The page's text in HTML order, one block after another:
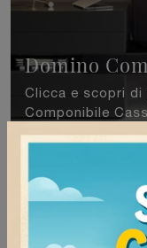
Domino
Clicca e scopri di
Componibile
di Sangiacomo